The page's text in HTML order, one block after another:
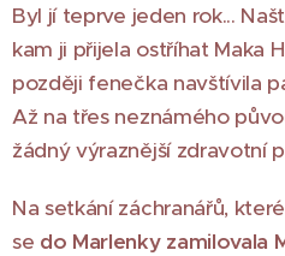
Byl jí teprve jeden rok...
kam ji přijela ostříhat Maka
později fenečka navštívila
Až na třes neznámého
žádný výraznější zdravotní
Na setkání záchranářů,
se do Marlenky zamilovala